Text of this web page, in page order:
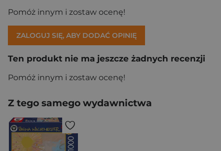
Pomóż innym i zostaw ocenę!
ZALOGUJ SIĘ, ABY DODAĆ OPINIĘ
Ten produkt nie ma jeszcze żadnych recenzji
Pomóż innym i zostaw ocenę!
Z tego samego wydawnictwa